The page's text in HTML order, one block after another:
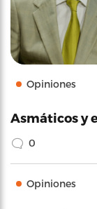
Opiniones
Asmáticos y
0
Opiniones